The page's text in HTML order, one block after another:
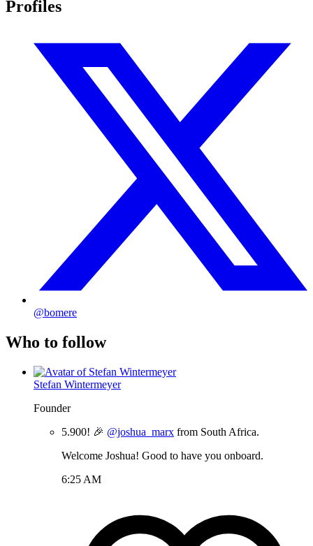
Profiles
@bomere
Who to follow
Stefan Wintermeyer
Founder
5.900! 🎉 @joshua_marx from South Africa.
Welcome Joshua! Good to have you onboard.
6:25 AM